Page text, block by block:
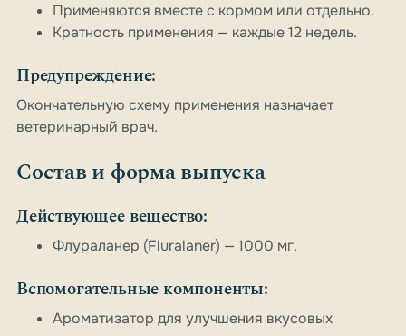
Применяются вместе с кормом или отдельно.
Кратность применения — каждые 12 недель.
Предупреждение:
Окончательную схему применения назначает
ветеринарный врач.
Состав и форма выпуска
Действующее вещество:
Флураланер (Fluralaner) — 1000 мг.
Вспомогательные компоненты:
Ароматизатор для улучшения вкусовых